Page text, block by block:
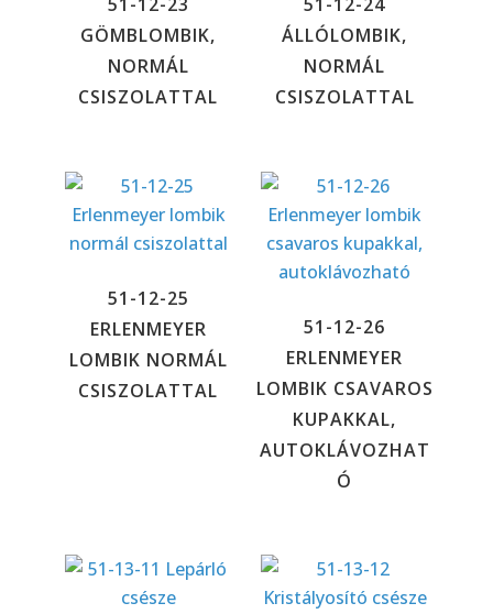
51-12-23
GÖMBLOMBIK,
NORMÁL
CSISZOLATTAL
51-12-24
ÁLLÓLOMBIK,
NORMÁL
CSISZOLATTAL
51-12-25
ERLENMEYER
LOMBIK NORMÁL
CSISZOLATTAL
51-12-26
ERLENMEYER
LOMBIK CSAVAROS
KUPAKKAL,
AUTOKLÁVOZHAT
Ó